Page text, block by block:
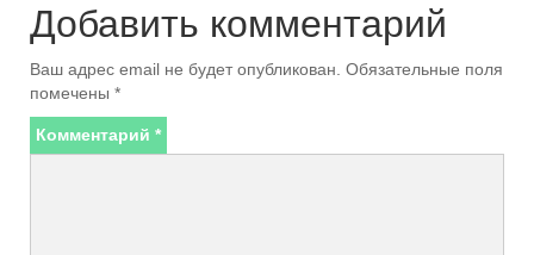
Добавить комментарий
Ваш адрес email не будет опубликован. Обязательные поля
помечены *
Комментарий *